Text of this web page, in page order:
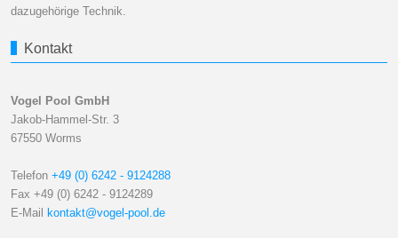
dazugehörige Technik.
Kontakt
Vogel Pool GmbH
Jakob-Hammel-Str. 3
67550 Worms
Telefon +49 (0) 6242 - 9124288
Fax +49 (0) 6242 - 9124289
E-Mail
kontakt@vogel-pool.de